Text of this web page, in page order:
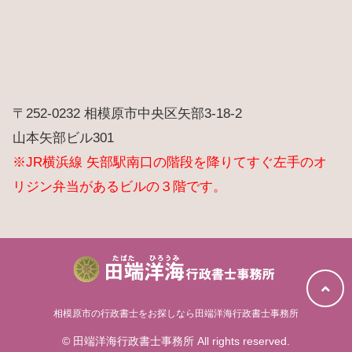
〒252-0232 相模原市中央区矢部3-18-2
山本矢部ビル301
※JR横浜線 矢部駅南口の階段を降りてすぐ左手のオ
リジン弁当があるビルの３階です。
相模原市の行政書士をお探しなら田端洋海行政書士事務所
© 田端洋海行政書士事務所 All rights reserved.